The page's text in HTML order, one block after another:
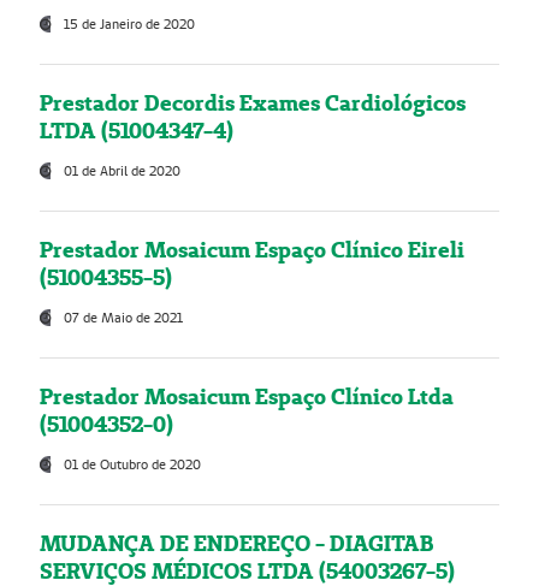
15 de Janeiro de 2020
Prestador Decordis Exames Cardiológicos
LTDA (51004347-4)
01 de Abril de 2020
Prestador Mosaicum Espaço Clínico Eireli
(51004355-5)
07 de Maio de 2021
Prestador Mosaicum Espaço Clínico Ltda
(51004352-0)
01 de Outubro de 2020
MUDANÇA DE ENDEREÇO - DIAGITAB
SERVIÇOS MÉDICOS LTDA (54003267-5)